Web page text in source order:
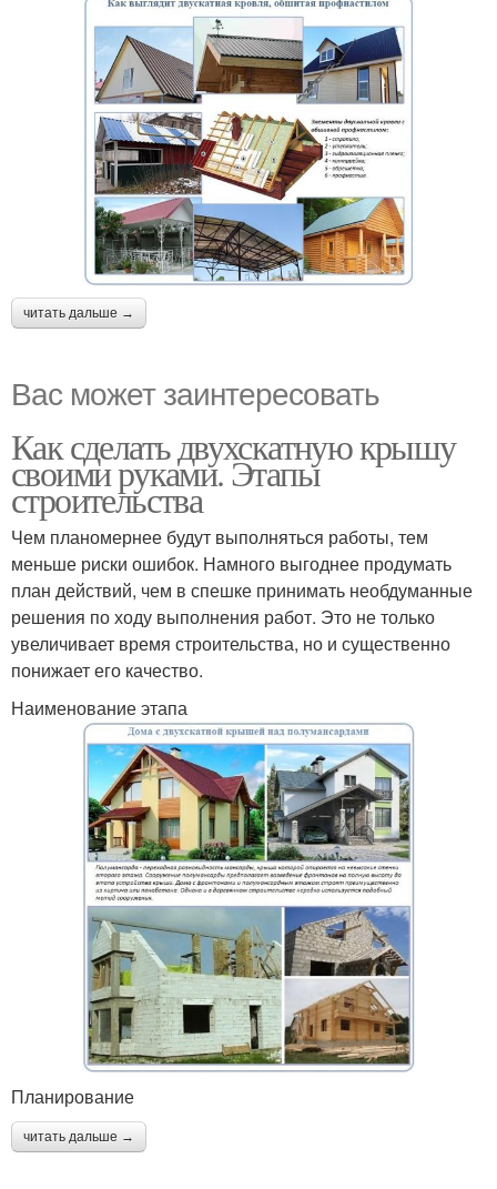
читать дальше →
Вас может заинтересовать
Как сделать двухскатную крышу
своими руками. Этапы
строительства
Чем планомернее будут выполняться работы, тем
меньше риски ошибок. Намного выгоднее продумать
план действий, чем в спешке принимать необдуманные
решения по ходу выполнения работ. Это не только
увеличивает время строительства, но и существенно
понижает его качество.
Наименование этапа
Планирование
читать дальше →